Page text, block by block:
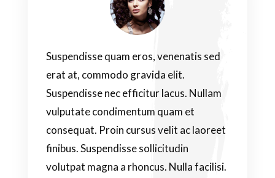
Suspendisse quam eros, venenatis sed
erat at, commodo gravida elit.
Suspendisse nec efficitur lacus. Nullam
vulputate condimentum quam et
consequat. Proin cursus velit ac laoreet
finibus. Suspendisse sollicitudin
volutpat magna a rhoncus. Nulla facilisi.